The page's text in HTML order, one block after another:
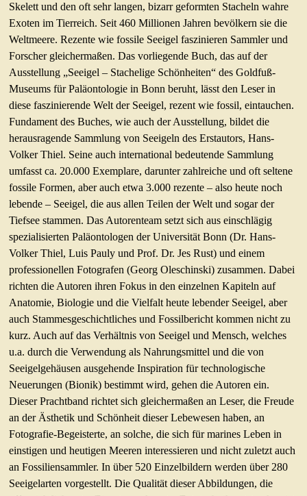
Skelett und den oft sehr langen, bizarr geformten Stacheln wahre
Exoten im Tierreich. Seit 460 Millionen Jahren bevölkern sie die
Weltmeere. Rezente wie fossile Seeigel faszinieren Sammler und
Forscher gleichermaßen. Das vorliegende Buch, das auf der
Ausstellung „Seeigel – Stachelige Schönheiten“ des Goldfuß-
Museums für Paläontologie in Bonn beruht, lässt den Leser in
diese faszinierende Welt der Seeigel, rezent wie fossil, eintauchen.
Fundament des Buches, wie auch der Ausstellung, bildet die
herausragende Sammlung von Seeigeln des Erstautors, Hans-
Volker Thiel. Seine auch international bedeutende Sammlung
umfasst ca. 20.000 Exemplare, darunter zahlreiche und oft seltene
fossile Formen, aber auch etwa 3.000 rezente – also heute noch
lebende – Seeigel, die aus allen Teilen der Welt und sogar der
Tiefsee stammen. Das Autorenteam setzt sich aus einschlägig
spezialisierten Paläontologen der Universität Bonn (Dr. Hans-
Volker Thiel, Luis Pauly und Prof. Dr. Jes Rust) und einem
professionellen Fotografen (Georg Oleschinski) zusammen. Dabei
richten die Autoren ihren Fokus in den einzelnen Kapiteln auf
Anatomie, Biologie und die Vielfalt heute lebender Seeigel, aber
auch Stammesgeschichtliches und Fossilbericht kommen nicht zu
kurz. Auch auf das Verhältnis von Seeigel und Mensch, welches
u.a. durch die Verwendung als Nahrungsmittel und die von
Seeigelgehäusen ausgehende Inspiration für technologische
Neuerungen (Bionik) bestimmt wird, gehen die Autoren ein.
Dieser Prachtband richtet sich gleichermaßen an Leser, die Freude
an der Ästhetik und Schönheit dieser Lebewesen haben, an
Fotografie-Begeisterte, an solche, die sich für marines Leben in
einstigen und heutigen Meeren interessieren und nicht zuletzt auch
an Fossiliensammler. In über 520 Einzelbildern werden über 280
Seeigelarten vorgestellt. Die Qualität dieser Abbildungen, die